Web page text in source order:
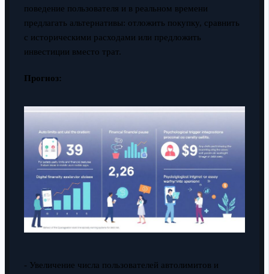
поведение пользователя и в реальном времени
предлагать альтернативы: отложить покупку, сравнить
с историческими расходами или предложить
инвестиции вместо трат.
Прогноз:
- Увеличение числа пользователей автолимитов и